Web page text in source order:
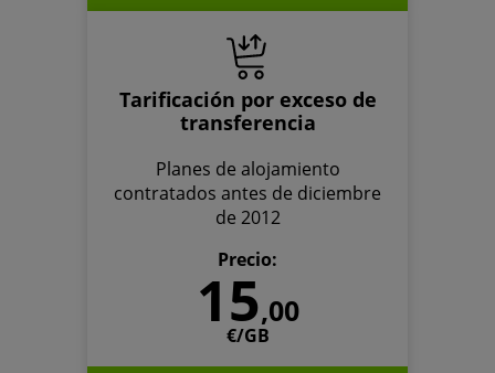
Tarificación por exceso de
transferencia
Planes de alojamiento
contratados antes de diciembre
de 2012
Precio:
15,00
€/GB